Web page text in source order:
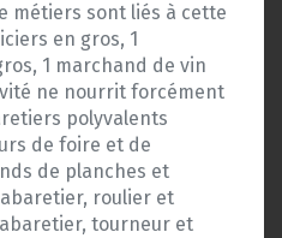
métiers sont liés à cette
en gros, 1
1 marchand de vin
ne nourrit forcément
polyvalents
de foire et de
de planches et
roulier et
tourneur et